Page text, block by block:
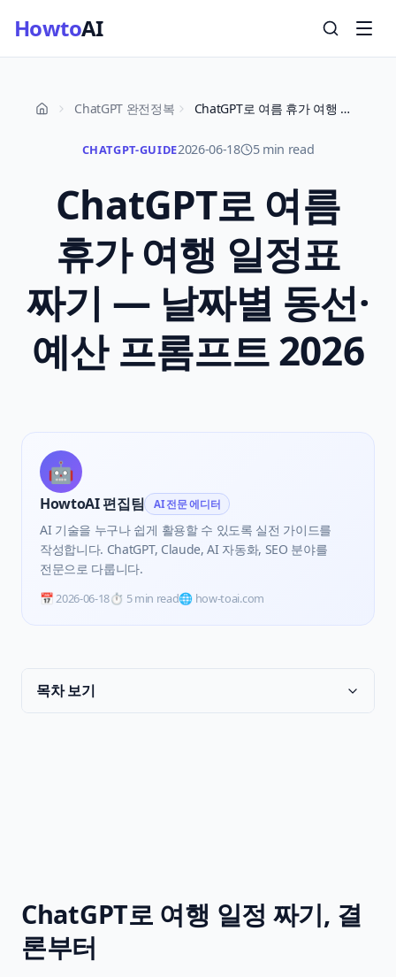
HowtoAI
ChatGPT 완전정복 ChatGPT로 여름 휴가 여행 일정표 짜기 — 날짜별 동선·예산 프롬프트 2026
CHATGPT-GUIDE2026-06-18 5 min read
ChatGPT로 여름
휴가 여행 일정표
짜기 — 날짜별 동선·
예산 프롬프트 2026
🤖
HowtoAI 편집팀 AI 전문 에디터
AI 기술을 누구나 쉽게 활용할 수 있도록 실전 가이드를
작성합니다. ChatGPT, Claude, AI 자동화, SEO 분야를
전문으로 다룹니다.
📅2026-06-18⏱️ 5 min read🌐 how-toai.com
목차 보기
ChatGPT로 여행 일정 짜기, 결
론부터